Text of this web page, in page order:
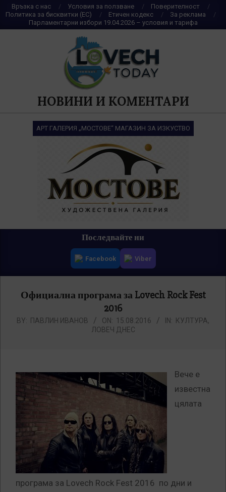
Skip
to
content
Връзка с нас Условия за ползване
Поверителност
Политика за бисквитки (ЕС)
Етичен кодекс
За реклама
Парламентарни избори 19.04.2026 – условия и тарифа
НОВИНИ И КОМЕНТАРИ
АРТ ГАЛЕРИЯ „МОСТОВЕ“ МАГАЗИН ЗА ИЗКУСТВО
Последвайте ни
Facebook Viber
Официална програма за Lovech Rock Fest
2016
BY: ПАВЛИН ИВАНОВ ON: 15.08.2016 IN: КУЛТУРА,
ЛОВЕЧ ДНЕС
Вече е
известна
цялата
програма за Lovech Rock Fest 2016 по дни и